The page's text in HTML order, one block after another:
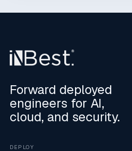
Forward deployed
engineers for AI,
cloud, and security.
DEPLOY